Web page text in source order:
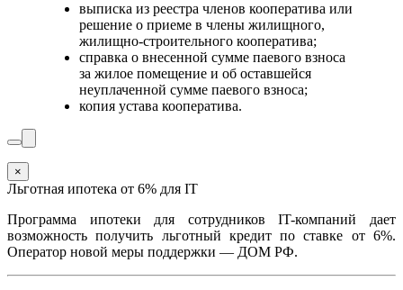
выписка из реестра членов кооператива или
решение о приеме в члены жилищного,
жилищно-строительного кооператива;
справка о внесенной сумме паевого взноса
за жилое помещение и об оставшейся
неуплаченной сумме паевого взноса;
копия устава кооператива.
×
Льготная ипотека от 6% для IT
Программа ипотеки для сотрудников IT-компаний дает
возможность получить льготный кредит по ставке от 6%.
Оператор новой меры поддержки — ДОМ РФ.